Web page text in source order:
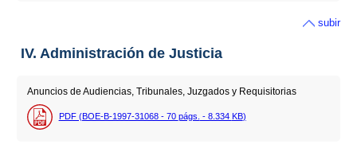
subir
IV. Administración de Justicia
Anuncios de Audiencias, Tribunales, Juzgados y Requisitorias
PDF (BOE-B-1997-31068 - 70 págs. - 8.334 KB)